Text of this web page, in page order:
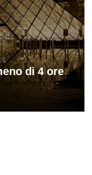
di 4 ore